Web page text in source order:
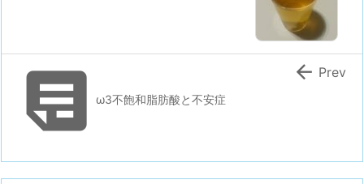
ω3不飽和脂肪酸と不安症
 Prev